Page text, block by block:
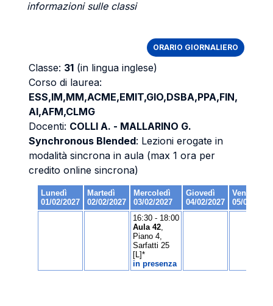
informazioni sulle classi
ORARIO GIORNALIERO
Classe: 31 (in lingua inglese)
Corso di laurea:
ESS,IM,MM,ACME,EMIT,GIO,DSBA,PPA,FIN,
AI,AFM,CLMG
Docenti: COLLI A. - MALLARINO G.
Synchronous Blended: Lezioni erogate in
modalità sincrona in aula (max 1 ora per
credito online sincrona)